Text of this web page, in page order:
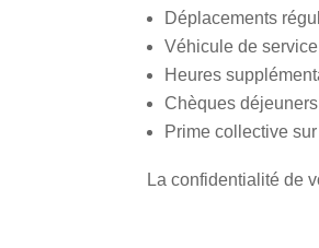
Déplacements
Véhicule de
Heures
Chèques déjeuners
Prime collective
La confidentialité de